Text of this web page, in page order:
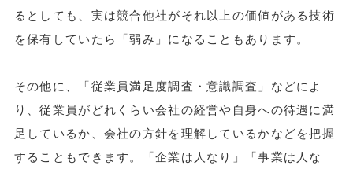
るとしても、実は競合他社がそれ以上の価値がある技術
を保有していたら「弱み」になることもあります。
その他に、「従業員満足度調査・意識調査」などによ
り、従業員がどれくらい会社の経営や自身への待遇に満
足しているか、会社の方針を理解しているかなどを把握
することもできます。「企業は人なり」「事業は人な